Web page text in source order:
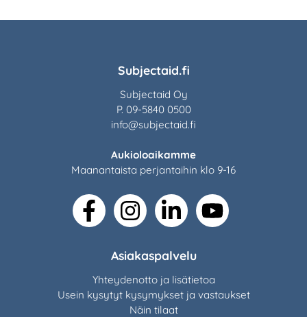
Subjectaid.fi
Subjectaid Oy
P. 09-5840 0500
info@subjectaid.fi
Aukioloaikamme
Maanantaista perjantaihin klo 9-16
facebookinstagramlinkedin youtube
Asiakaspalvelu
Yhteydenotto ja lisätietoa
Usein kysytyt kysymykset ja vastaukset
Näin tilaat